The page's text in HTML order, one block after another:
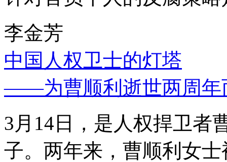
李金芳
中国人权卫士的灯塔
——为曹顺利逝世两周年
3月14日，是人权捍卫者
子。两年来，曹顺利女